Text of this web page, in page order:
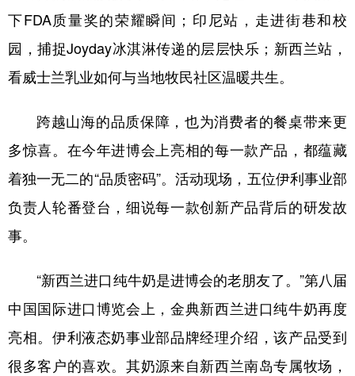
下FDA质量奖的荣耀瞬间；印尼站，走进街巷和校
园，捕捉Joyday冰淇淋传递的层层快乐；新西兰站，
看威士兰乳业如何与当地牧民社区温暖共生。
跨越山海的品质保障，也为消费者的餐桌带来更
多惊喜。在今年进博会上亮相的每一款产品，都蕴藏
着独一无二的“品质密码”。活动现场，五位伊利事业部
负责人轮番登台，细说每一款创新产品背后的研发故
事。
“新西兰进口纯牛奶是进博会的老朋友了。”第八届
中国国际进口博览会上，金典新西兰进口纯牛奶再度
亮相。伊利液态奶事业部品牌经理介绍，该产品受到
很多客户的喜欢。其奶源来自新西兰南岛专属牧场，